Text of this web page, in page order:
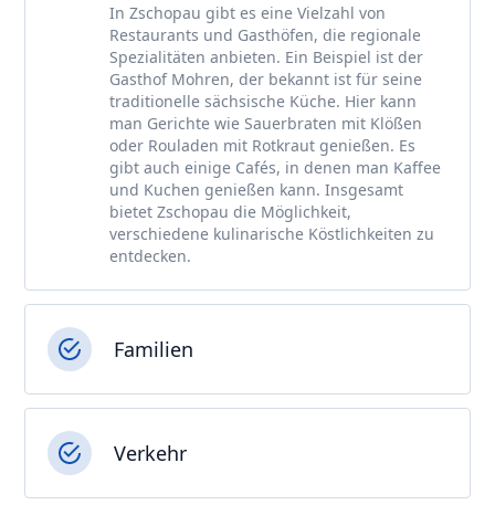
In Zschopau gibt es eine Vielzahl von
Restaurants und Gasthöfen, die regionale
Spezialitäten anbieten. Ein Beispiel ist der
Gasthof Mohren, der bekannt ist für seine
traditionelle sächsische Küche. Hier kann
man Gerichte wie Sauerbraten mit Klößen
oder Rouladen mit Rotkraut genießen. Es
gibt auch einige Cafés, in denen man Kaffee
und Kuchen genießen kann. Insgesamt
bietet Zschopau die Möglichkeit,
verschiedene kulinarische Köstlichkeiten zu
entdecken.
Familien
Verkehr